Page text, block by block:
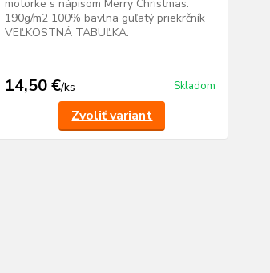
motorke s nápisom Merry Christmas.
190g/m2 100% bavlna guľatý priekrčník
VEĽKOSTNÁ TABUĽKA:
14,50 €/ks Skladom
Zvoliť variant